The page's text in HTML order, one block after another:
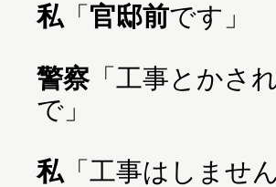
私 「官邸前です」
警察「工事とかさ
で」
私 「工事はしません